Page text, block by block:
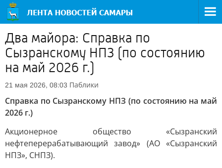
Два майора: Справка по
Сызранскому НПЗ (по состоянию
на май 2026 г.)
21 мая 2026, 08:03 Паблики
Справка по Сызранскому НПЗ (по состоянию на май
2026 г.)
Акционерное общество «Сызранский
нефтеперерабатывающий завод» (АО «Сызранский
НПЗ», СНПЗ).